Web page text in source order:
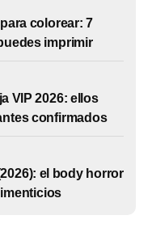
colorear: 7
imprimir
VIP 2026: ellos
confirmados
el body horror